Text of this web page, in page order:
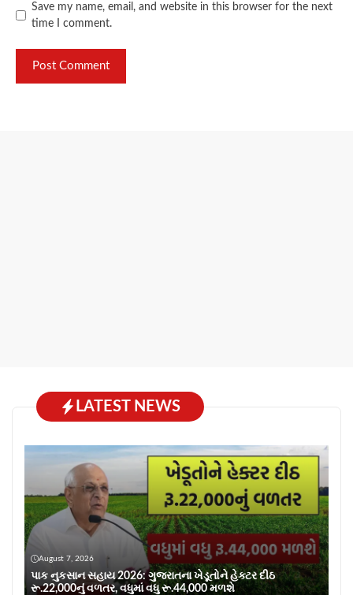
Save my name, email, and website in this browser for the next
time I comment.
LATEST NEWS
August 7, 2026
પાક નુકસાન સહાય 2026: ગુજરાતના ખેડૂતોને હેક્ટર દીઠ
રૂ.22,000નું વળતર, વધુમાં વધુ રૂ.44,000 મળશે